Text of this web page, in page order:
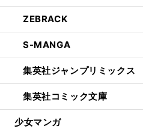
ZEBRACK
S-MANGA
集英社ジャンプリミックス
集英社コミック文庫
少女マンガ